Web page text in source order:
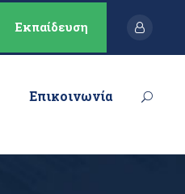
Εκπαίδευση
Επικοινωνία